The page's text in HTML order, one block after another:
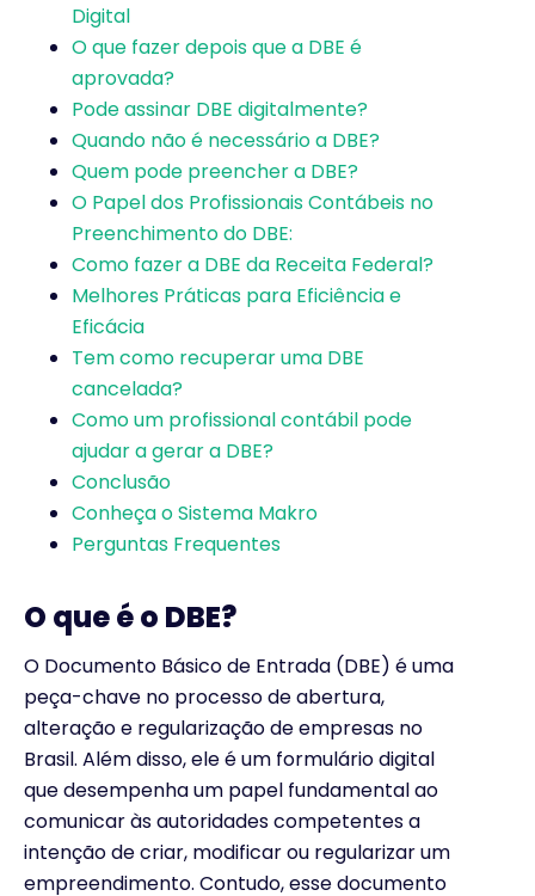
Digital
O que fazer depois que a DBE é
aprovada?
Pode assinar DBE digitalmente?
Quando não é necessário a DBE?
Quem pode preencher a DBE?
O Papel dos Profissionais Contábeis no
Preenchimento do DBE:
Como fazer a DBE da Receita Federal?
Melhores Práticas para Eficiência e
Eficácia
Tem como recuperar uma DBE
cancelada?
Como um profissional contábil pode
ajudar a gerar a DBE?
Conclusão
Conheça o Sistema Makro
Perguntas Frequentes
O que é o DBE?
O Documento Básico de Entrada (DBE) é uma
peça-chave no processo de abertura,
alteração e regularização de empresas no
Brasil. Além disso, ele é um formulário digital
que desempenha um papel fundamental ao
comunicar às autoridades competentes a
intenção de criar, modificar ou regularizar um
empreendimento. Contudo, esse documento